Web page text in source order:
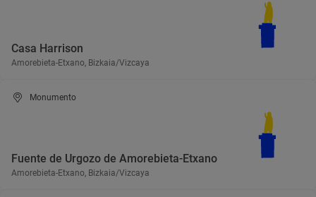
Casa Harrison
Amorebieta-Etxano, Bizkaia/Vizcaya
Monumento
Fuente de Urgozo de Amorebieta-Etxano
Amorebieta-Etxano, Bizkaia/Vizcaya